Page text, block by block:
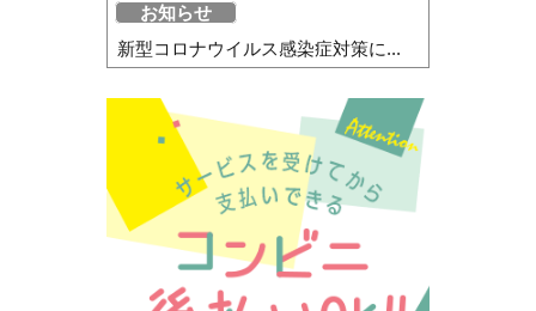
お知らせ
新型コロナウイルス感染症対策に...